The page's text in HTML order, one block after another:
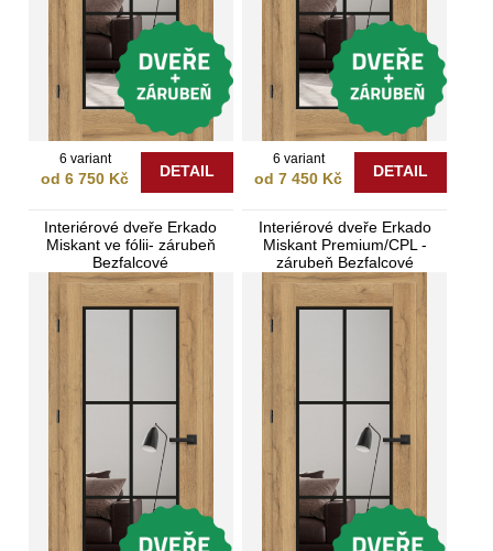
6 variant
od 6 750 Kč DETAIL
6 variant
od 7 450 Kč DETAIL
Interiérové dveře Erkado
Miskant ve fólii- zárubeň
Bezfalcové
Interiérové dveře Erkado
Miskant Premium/CPL -
zárubeň Bezfalcové